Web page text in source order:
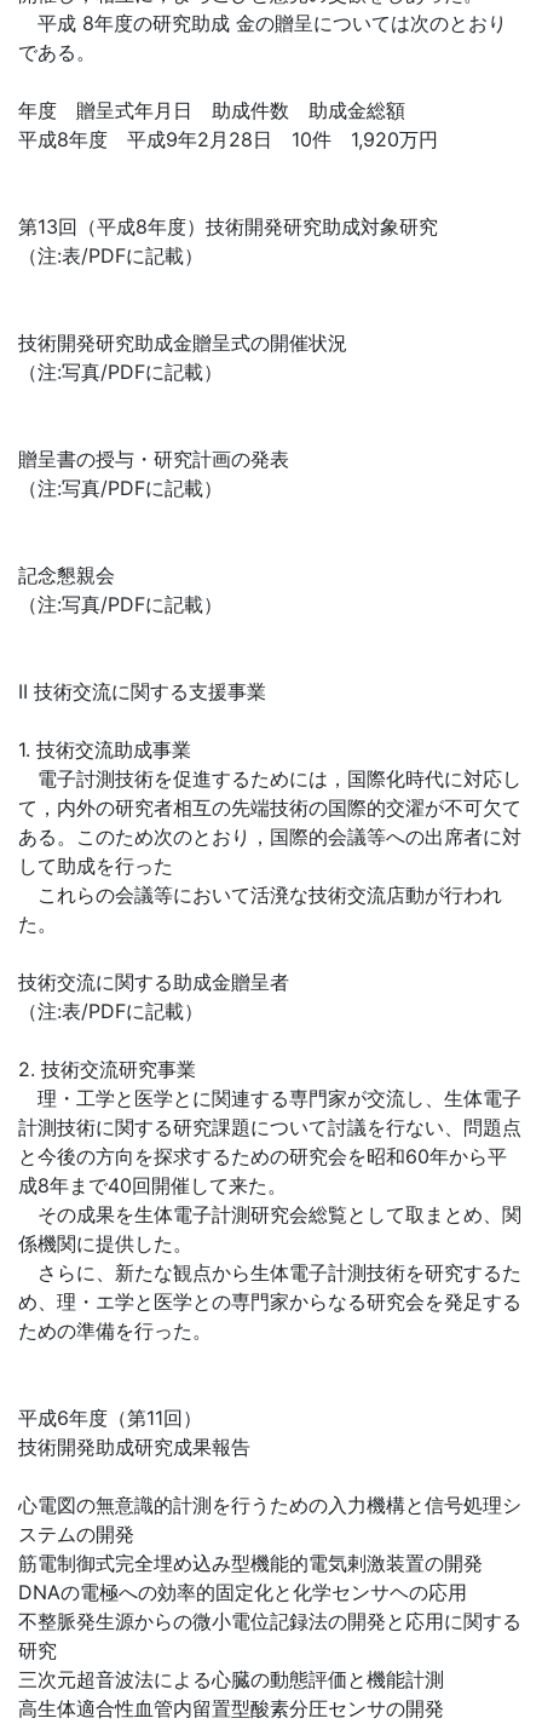
平成 8年度の研究助成 金の贈呈については次のとおり
である。
年度 贈呈式年月日 助成件数 助成金総額
平成8年度 平成9年2月28日 10件 1,920万円
第13回（平成8年度）技術開発研究助成対象研究
（注:表/PDFに記載）
技術開発研究助成金贈呈式の開催状況
（注:写真/PDFに記載）
贈呈書の授与・研究計画の発表
（注:写真/PDFに記載）
記念懇親会
（注:写真/PDFに記載）
II 技術交流に関する支援事業
1. 技術交流助成事業
電子討測技術を促進するためには，国際化時代に対応し
て，内外の研究者相互の先端技術の国際的交濯が不可欠て
ある。このため次のとおり，国際的会議等への出席者に対
して助成を行った
これらの会議等において活溌な技術交流店動が行われ
た。
技術交流に関する助成金贈呈者
（注:表/PDFに記載）
2. 技術交流研究事業
理・工学と医学とに関連する専門家が交流し、生体電子
計測技術に関する研究課題について討議を行ない、問題点
と今後の方向を探求するための研究会を昭和60年から平
成8年まで40回開催して来た。
その成果を生体電子計測研究会総覧として取まとめ、関
係機関に提供した。
さらに、新たな観点から生体電子計測技術を研究するた
め、理・エ学と医学との専門家からなる研究会を発足する
ための準備を行った。
平成6年度（第11回）
技術開発助成研究成果報告
心電図の無意識的計測を行うための入力機構と信号処理シ
ステムの開発
筋電制御式完全埋め込み型機能的電気剌激装置の開発
DNAの電極への効率的固定化と化学センサヘの応用
不整脈発生源からの微小電位記録法の開発と応用に関する
研究
三次元超音波法による心臓の動態評価と機能計測
高生体適合性血管内留置型酸素分圧センサの開発